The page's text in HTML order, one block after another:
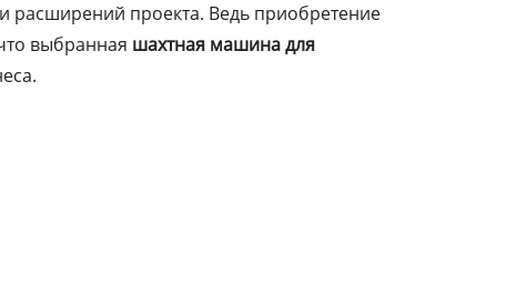
расширений проекта. Ведь приобретение
выбранная шахтная машина для